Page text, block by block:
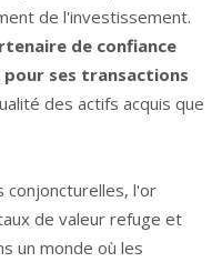
de l'investissement.
de confiance
pour ses transactions
des actifs acquis que
conjoncturelles, l'or
de valeur refuge et
un monde où les